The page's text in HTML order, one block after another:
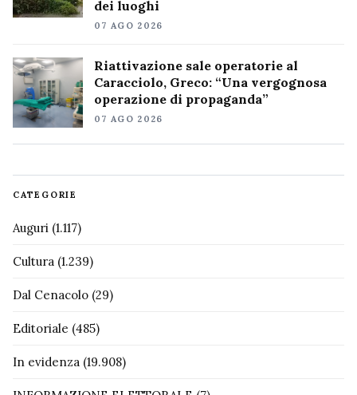
dei luoghi
07 AGO 2026
Riattivazione sale operatorie al
Caracciolo, Greco: “Una vergognosa
operazione di propaganda”
07 AGO 2026
CATEGORIE
Auguri (1.117)
Cultura (1.239)
Dal Cenacolo (29)
Editoriale (485)
In evidenza (19.908)